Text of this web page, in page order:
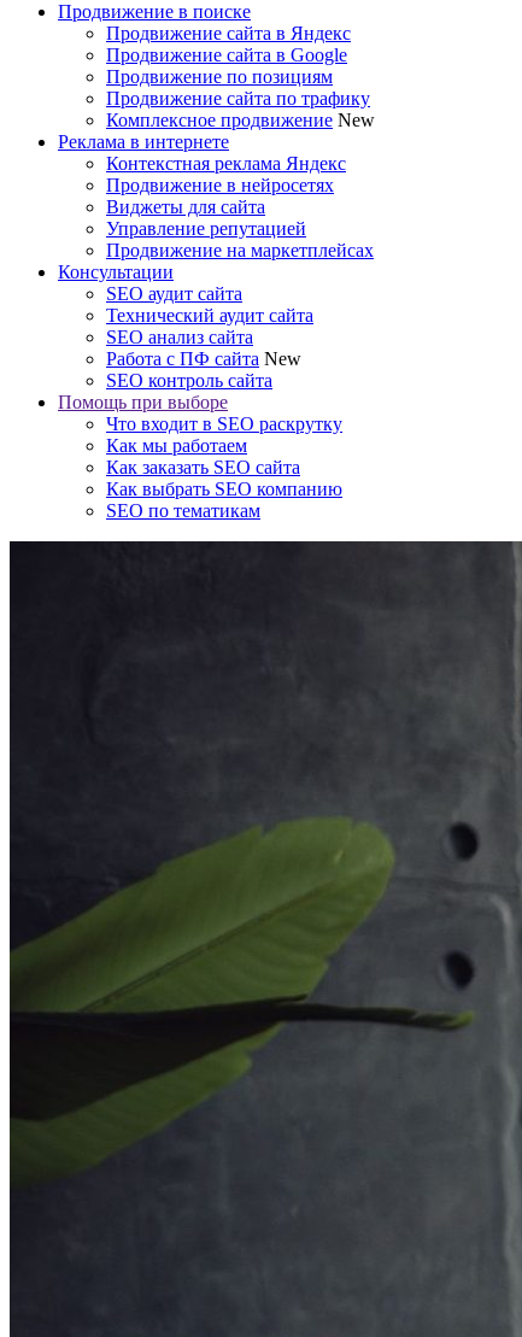
Продвижение в поиске
Продвижение сайта в Яндекс
Продвижение сайта в Google
Продвижение по позициям
Продвижение сайта по трафику
Комплексное продвижение New
Реклама в интернете
Контекстная реклама Яндекс
Продвижение в нейросетях
Виджеты для сайта
Управление репутацией
Продвижение на маркетплейсах
Консультации
SEO аудит сайта
Технический аудит сайта
SEO анализ сайта
Работа с ПФ сайта New
SEO контроль сайта
Помощь при выборе
Что входит в SEO раскрутку
Как мы работаем
Как заказать SEO сайта
Как выбрать SEO компанию
SEO по тематикам